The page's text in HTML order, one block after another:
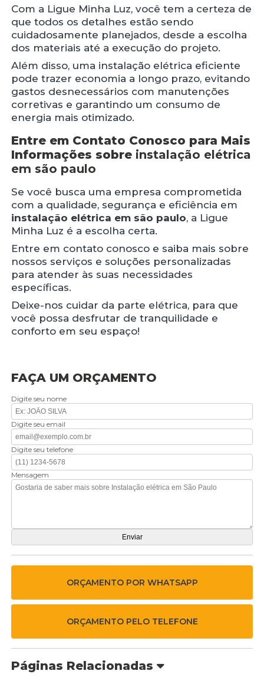
Com a Ligue Minha Luz, você tem a certeza de
que todos os detalhes estão sendo
cuidadosamente planejados, desde a escolha
dos materiais até a execução do projeto.
Além disso, uma instalação elétrica eficiente
pode trazer economia a longo prazo, evitando
gastos desnecessários com manutenções
corretivas e garantindo um consumo de
energia mais otimizado.
Entre em Contato Conosco para Mais
Informações sobre instalação elétrica
em são paulo
Se você busca uma empresa comprometida
com a qualidade, segurança e eficiência em
instalação elétrica em são paulo, a Ligue
Minha Luz é a escolha certa.
Entre em contato conosco e saiba mais sobre
nossos serviços e soluções personalizadas
para atender às suas necessidades
específicas.
Deixe-nos cuidar da parte elétrica, para que
você possa desfrutar de tranquilidade e
conforto em seu espaço!
FAÇA UM ORÇAMENTO
Digite seu nome
Digite seu email
Digite seu telefone
Mensagem
ORÇAMENTO POR WHATSAPP
ORÇAMENTO PELO TELEFONE
Páginas Relacionadas